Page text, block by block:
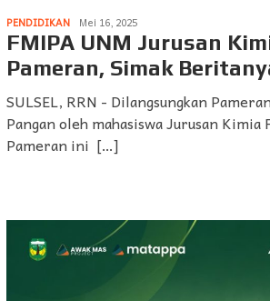
PENDIDIKAN Mei 16, 2025
FMIPA UNM Jurusan
Pameran, Simak
SULSEL, RRN - Dilangsungkan
Pangan oleh mahasiswa Jurusan Kimia
Pameran ini […]